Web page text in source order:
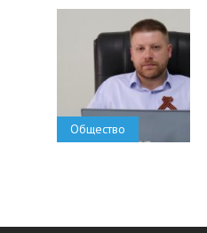
Общество